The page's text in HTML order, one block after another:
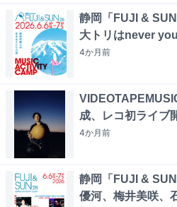
静岡「FUJI &
大トリはnever
4か月前
成、レコ初ライブ
4か月前
静岡「FUJI &
優河、梅井美咲、